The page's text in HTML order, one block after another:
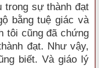
trong sự thành đạt
bằng tuệ giác và
tôi cũng đã chứng
đạt. Như vậy,
biết. Và giáo lý